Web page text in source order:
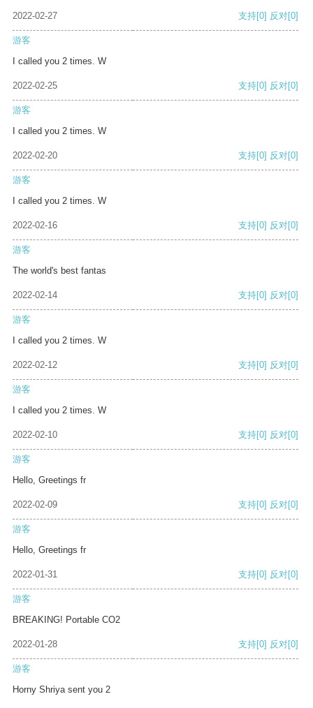
2022-02-27 支持[0] 反对[0]
游客
I called you 2 times. W
2022-02-25 支持[0] 反对[0]
游客
I called you 2 times. W
2022-02-20 支持[0] 反对[0]
游客
I called you 2 times. W
2022-02-16 支持[0] 反对[0]
游客
The world's best fantas
2022-02-14 支持[0] 反对[0]
游客
I called you 2 times. W
2022-02-12 支持[0] 反对[0]
游客
I called you 2 times. W
2022-02-10 支持[0] 反对[0]
游客
Hello, Greetings fr
2022-02-09 支持[0] 反对[0]
游客
Hello, Greetings fr
2022-01-31 支持[0] 反对[0]
游客
BREAKING! Portable CO2
2022-01-28 支持[0] 反对[0]
游客
Horny Shriya sent you 2